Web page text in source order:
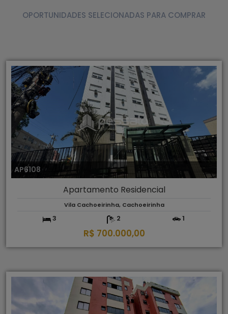
OPORTUNIDADES SELECIONADAS PARA COMPRAR
AP6108
Apartamento Residencial
Vila Cachoeirinha, Cachoeirinha
3 2 1
R$ 700.000,00